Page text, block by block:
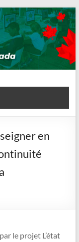
K-12 E-
en
le projet L’état